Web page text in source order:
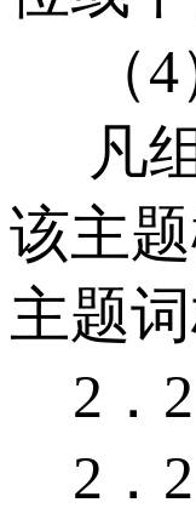
（4
凡组
该主
主题
2．2
2．2